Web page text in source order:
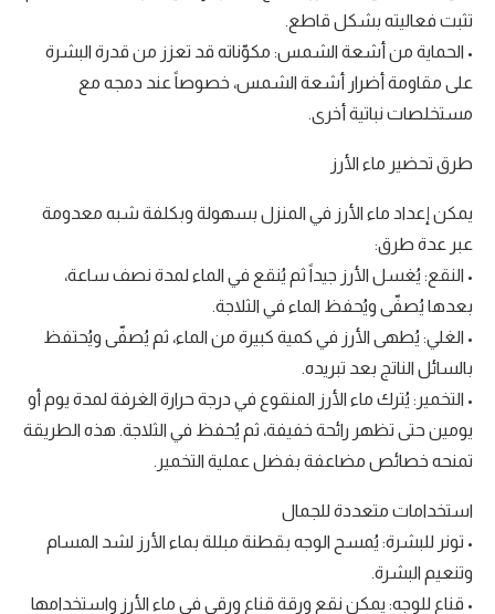
تثبت فعاليته بشكل قاطع.
• الحماية من أشعة الشمس: مكوّناته قد تعزز من قدرة البشرة
على مقاومة أضرار أشعة الشمس، خصوصاً عند دمجه مع
مستخلصات نباتية أخرى.
طرق تحضير ماء الأرز
يمكن إعداد ماء الأرز في المنزل بسهولة وبكلفة شبه معدومة
عبر عدة طرق:
• النقع: يُغسل الأرز جيداً ثم يُنقع في الماء لمدة نصف ساعة،
بعدها يُصفّى ويُحفظ الماء في الثلاجة.
• الغلي: يُطهى الأرز في كمية كبيرة من الماء، ثم يُصفّى ويُحتفظ
بالسائل الناتج بعد تبريده.
• التخمير: يُترك ماء الأرز المنقوع في درجة حرارة الغرفة لمدة يوم أو
يومين حتى تظهر رائحة خفيفة، ثم يُحفظ في الثلاجة. هذه الطريقة
تمنحه خصائص مضاعفة بفضل عملية التخمير.
استخدامات متعددة للجمال
• تونر للبشرة: يُمسح الوجه بقطنة مبللة بماء الأرز لشد المسام
وتنعيم البشرة.
• قناع للوجه: يمكن نقع ورقة قناع ورقي في ماء الأرز واستخدامها